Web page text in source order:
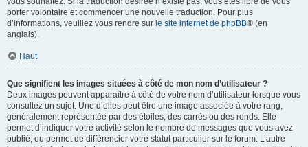
porter volontaire et commencer une nouvelle traduction. Pour plus
d’informations, veuillez vous rendre sur le site internet de phpBB® (en
anglais).
Haut
Que signifient les images situées à côté de mon nom d’utilisateur ?
Deux images peuvent apparaître à côté de votre nom d’utilisateur lorsque vous
consultez un sujet. Une d’elles peut être une image associée à votre rang,
généralement représentée par des étoiles, des carrés ou des ronds. Elle
permet d’indiquer votre activité selon le nombre de messages que vous avez
publié, ou permet de différencier votre statut particulier sur le forum. L’autre